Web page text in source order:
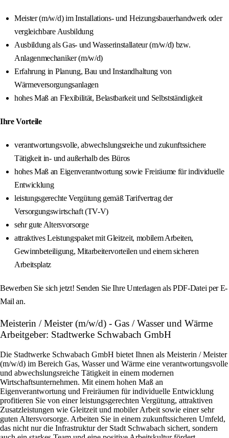
Meister (m/w/d) im Installations- und Heizungsbauerhandwerk oder
vergleichbare Ausbildung
Ausbildung als Gas- und Wasserinstallateur (m/w/d) bzw.
Anlagenmechaniker (m/w/d)
Erfahrung in Planung, Bau und Instandhaltung von
Wärmeversorgungsanlagen
hohes Maß an Flexibilität, Belastbarkeit und Selbstständigkeit
Ihre Vorteile
verantwortungsvolle, abwechslungsreiche und zukunftssichere
Tätigkeit in- und außerhalb des Büros
hohes Maß an Eigenverantwortung sowie Freiräume für individuelle
Entwicklung
leistungsgerechte Vergütung gemäß Tarifvertrag der
Versorgungswirtschaft (TV-V)
sehr gute Altersvorsorge
attraktives Leistungspaket mit Gleitzeit, mobilem Arbeiten,
Gewinnbeteiligung, Mitarbeitervorteilen und einem sicheren
Arbeitsplatz
Bewerben Sie sich jetzt! Senden Sie Ihre Unterlagen als PDF-Datei per E-
Mail an.
Meisterin / Meister (m/w/d) - Gas / Wasser und Wärme
Arbeitgeber: Stadtwerke Schwabach GmbH
Die Stadtwerke Schwabach GmbH bietet Ihnen als Meisterin / Meister
(m/w/d) im Bereich Gas, Wasser und Wärme eine verantwortungsvolle
und abwechslungsreiche Tätigkeit in einem modernen
Wirtschaftsunternehmen. Mit einem hohen Maß an
Eigenverantwortung und Freiräumen für individuelle Entwicklung
profitieren Sie von einer leistungsgerechten Vergütung, attraktiven
Zusatzleistungen wie Gleitzeit und mobiler Arbeit sowie einer sehr
guten Altersvorsorge. Arbeiten Sie in einem zukunftssicheren Umfeld,
das nicht nur die Infrastruktur der Stadt Schwabach sichert, sondern